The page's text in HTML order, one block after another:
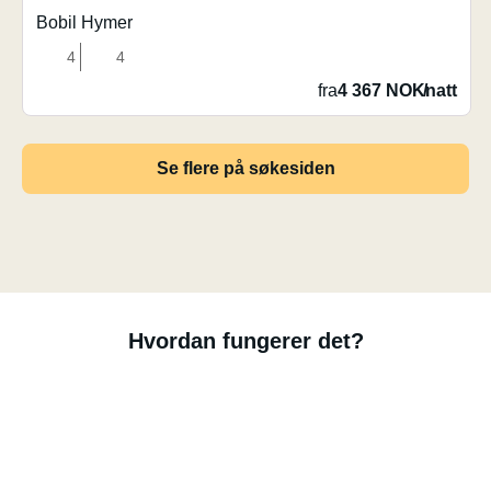
Bobil Hymer
4 4
fra4 367 NOK/natt
Se flere på søkesiden
Hvordan fungerer det?